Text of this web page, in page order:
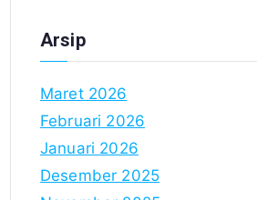
Arsip
Maret 2026
Februari 2026
Januari 2026
Desember 2025